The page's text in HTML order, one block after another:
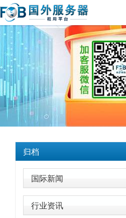
归档
国际新闻
行业资讯